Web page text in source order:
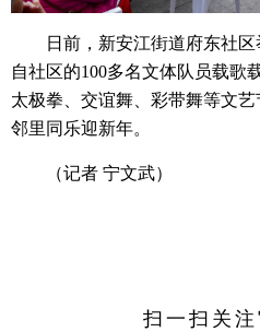
日前，新安江街道府东社
自社区的100多名文体队员载歌
太极拳、交谊舞、彩带舞等文艺
邻里同乐迎新年。
（记者 宁文武）
扫一扫关